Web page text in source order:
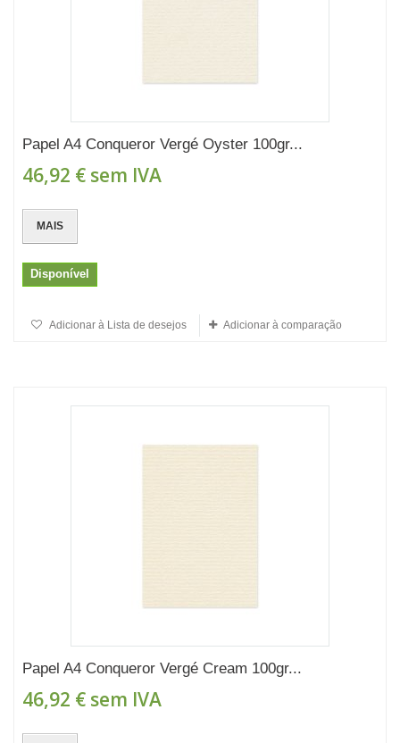
Papel A4 Conqueror Vergé Oyster 100gr...
46,92 € sem IVA
MAIS
Disponível
Adicionar à Lista de desejos Adicionar à comparação
Papel A4 Conqueror Vergé Cream 100gr...
46,92 € sem IVA